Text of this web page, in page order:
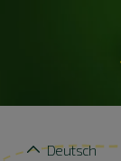
Deutsch